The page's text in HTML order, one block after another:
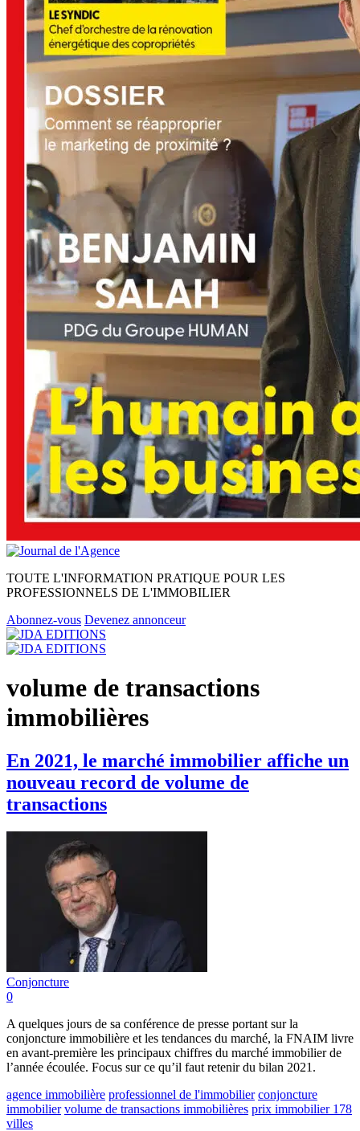
TOUTE L'INFORMATION PRATIQUE POUR LES
PROFESSIONNELS DE L'IMMOBILIER
Abonnez-vous Devenez annonceur
volume de transactions
immobilières
En 2021, le marché immobilier affiche un
nouveau record de volume de
transactions
Conjoncture
0
A quelques jours de sa conférence de presse portant sur la
conjoncture immobilière et les tendances du marché, la FNAIM livre
en avant-première les principaux chiffres du marché immobilier de
l’année écoulée. Focus sur ce qu’il faut retenir du bilan 2021.
agence immobilière professionnel de l'immobilier conjoncture
immobilier volume de transactions immobilières prix immobilier 178
villes